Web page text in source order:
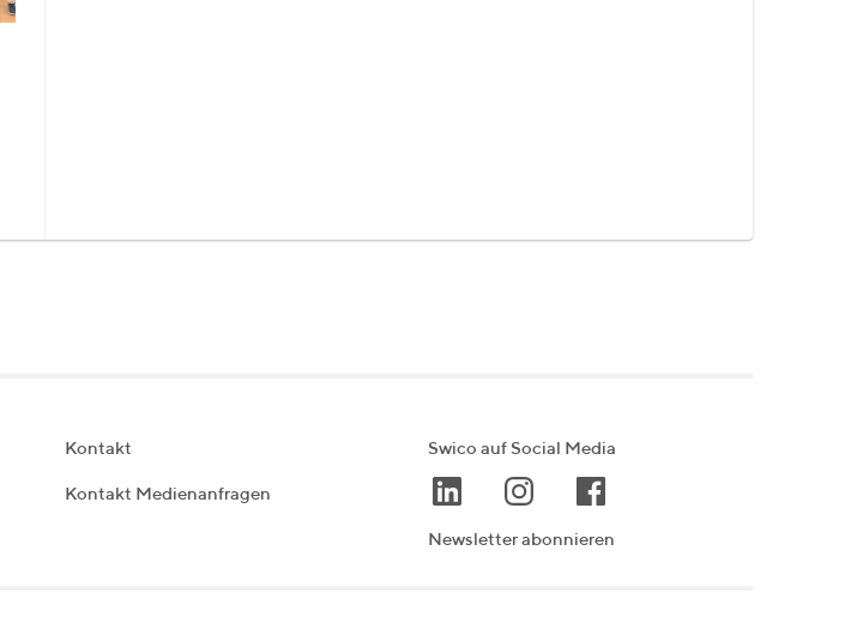
Kontakt
Kontakt Medienanfragen
Swico auf Social Media
Newsletter abonnieren